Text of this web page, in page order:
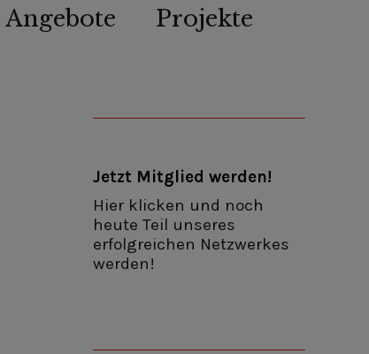
Angebote Projekte
Jetzt Mitglied werden!
Hier klicken und noch
heute Teil unseres
erfolgreichen Netzwerkes
werden!